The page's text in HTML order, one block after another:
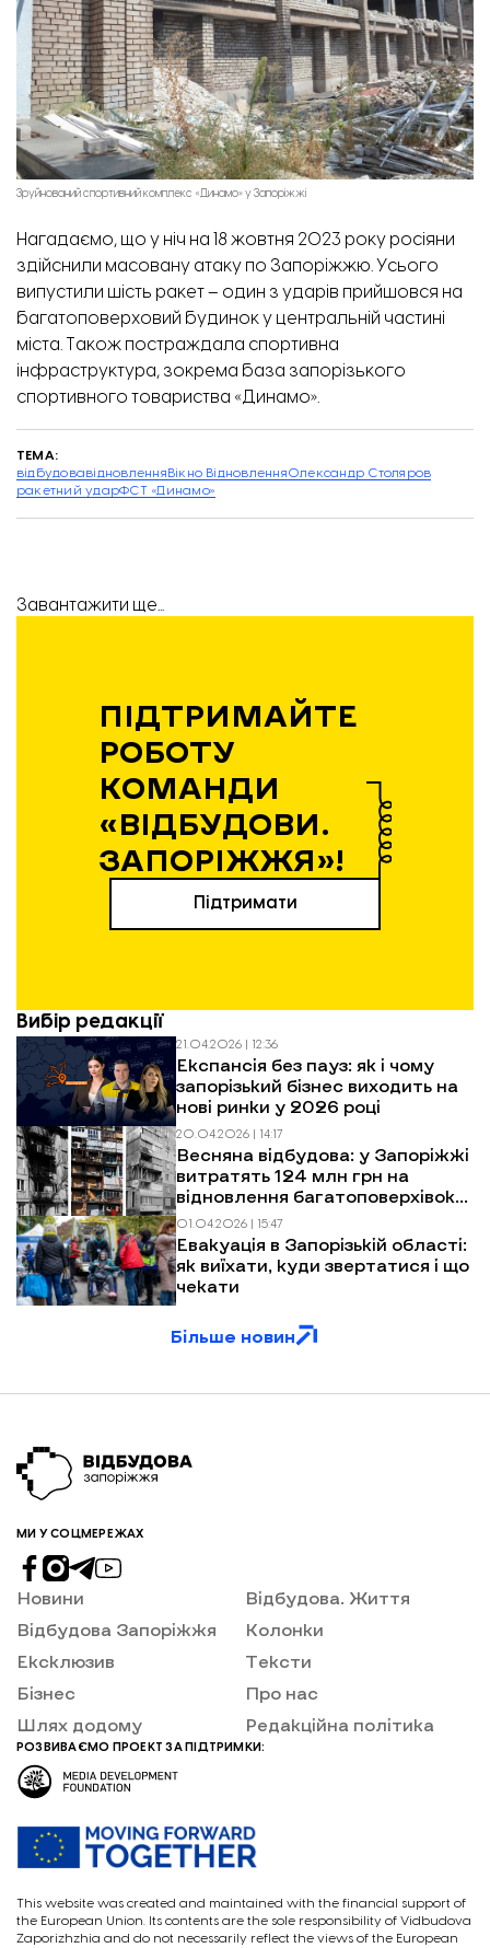
Зруйнований спортивний комплекс «Динамо» у Запоріжжі
Нагадаємо, що у ніч на 18 жовтня 2023 року росіяни
здійснили масовану атаку по Запоріжжю. Усього
випустили шість ракет – один з ударів прийшовся на
багатоповерховий будинок у центральній частині
міста. Також постраждала спортивна
інфраструктура, зокрема база запорізького
спортивного товариства «Динамо».
ТЕМА:
відбудовавідновлення Вікно ВідновленняОлександр Столяров
ракетний ударФСТ «Динамо»
Завантажити ще...
ПІДТРИМАЙТЕ
РОБОТУ
КОМАНДИ
«ВІДБУДОВИ.
ЗАПОРІЖЖЯ»!
Підтримати
Вибір редакції
21.04.2026 | 12:36
Експансія без пауз: як і чому
запорізький бізнес виходить на
нові ринки у 2026 році
20.04.2026 | 14:17
Весняна відбудова: у Запоріжжі
витратять 124 млн грн на
відновлення багатоповерхівок
після обстрілів
01.04.2026 | 15:47
Евакуація в Запорізькій області:
як виїхати, куди звертатися і що
чекати
Більше новин
МИ У СОЦМЕРЕЖАХ
Новини
Відбудова Запоріжжя
Ексклюзив
Бізнес
Шлях додому
Відбудова. Життя
Колонки
Тексти
Про нас
Редакційна політика
РОЗВИВАЄМО ПРОЕКТ ЗА ПІДТРИМКИ:
This website was created and maintained with the financial support of
the European Union. Its contents are the sole responsibility of Vidbudova
Zaporizhzhia and do not necessarily reflect the views of the European